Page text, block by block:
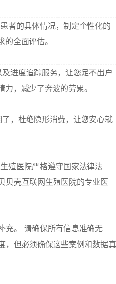
者的具体情况，制定个性化的
全面评估。
进度追踪服务，让您足不出户
，减少了奔波的劳累。
，杜绝隐形消费，让您安心就
殖医院严格遵守国家法律法
贝壳互联网生殖医院的专业医
充。 请确保所有信息准确无
，但必须确保这些案例和数据真